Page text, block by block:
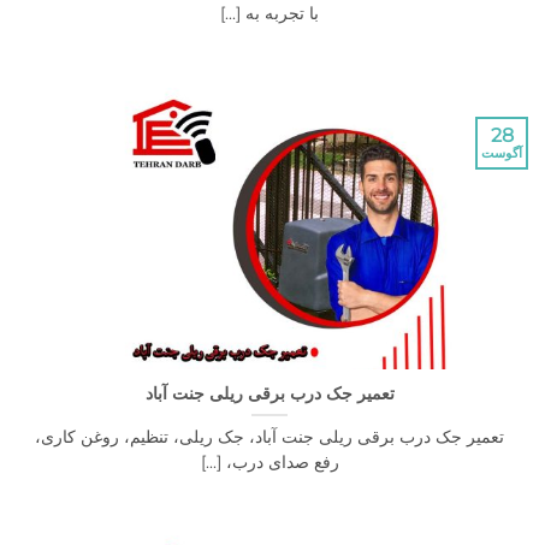
با تجربه به [...]
تعمیر جک درب برقی ریلی جنت آباد
جک درب برقی ریلی جنت آباد، جک ریلی، تنظیم، روغن کاری،
رفع صدای درب، [...]